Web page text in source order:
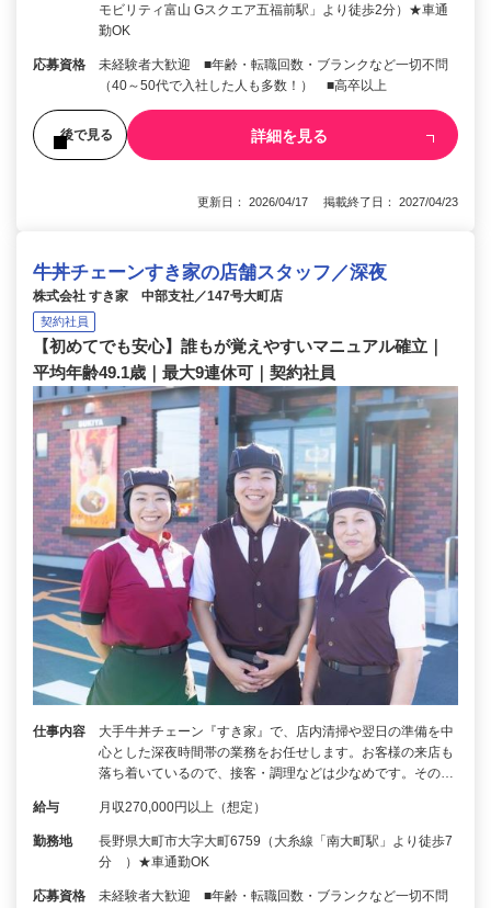
モビリティ富山 Gスクエア五福前駅」より徒歩2分）★車通
勤OK
応募資格
未経験者大歓迎 ■年齢・転職回数・ブランクなど一切不問
（40～50代で入社した人も多数！） ■高卒以上
後で見る 詳細を見る
更新日： 2026/04/17 掲載終了日： 2027/04/23
牛丼チェーンすき家の店舗スタッフ／深夜
株式会社 すき家 中部支社／147号大町店
契約社員
【初めてでも安心】誰もが覚えやすいマニュアル確立｜
平均年齢49.1歳｜最大9連休可｜契約社員
仕事内容
大手牛丼チェーン『すき家』で、店内清掃や翌日の準備を中
心とした深夜時間帯の業務をお任せします。お客様の来店も
落ち着いているので、接客・調理などは少なめです。その…
給与 月収270,000円以上（想定）
勤務地
長野県大町市大字大町6759（大糸線「南大町駅」より徒歩7
分 ）★車通勤OK
応募資格
未経験者大歓迎 ■年齢・転職回数・ブランクなど一切不問